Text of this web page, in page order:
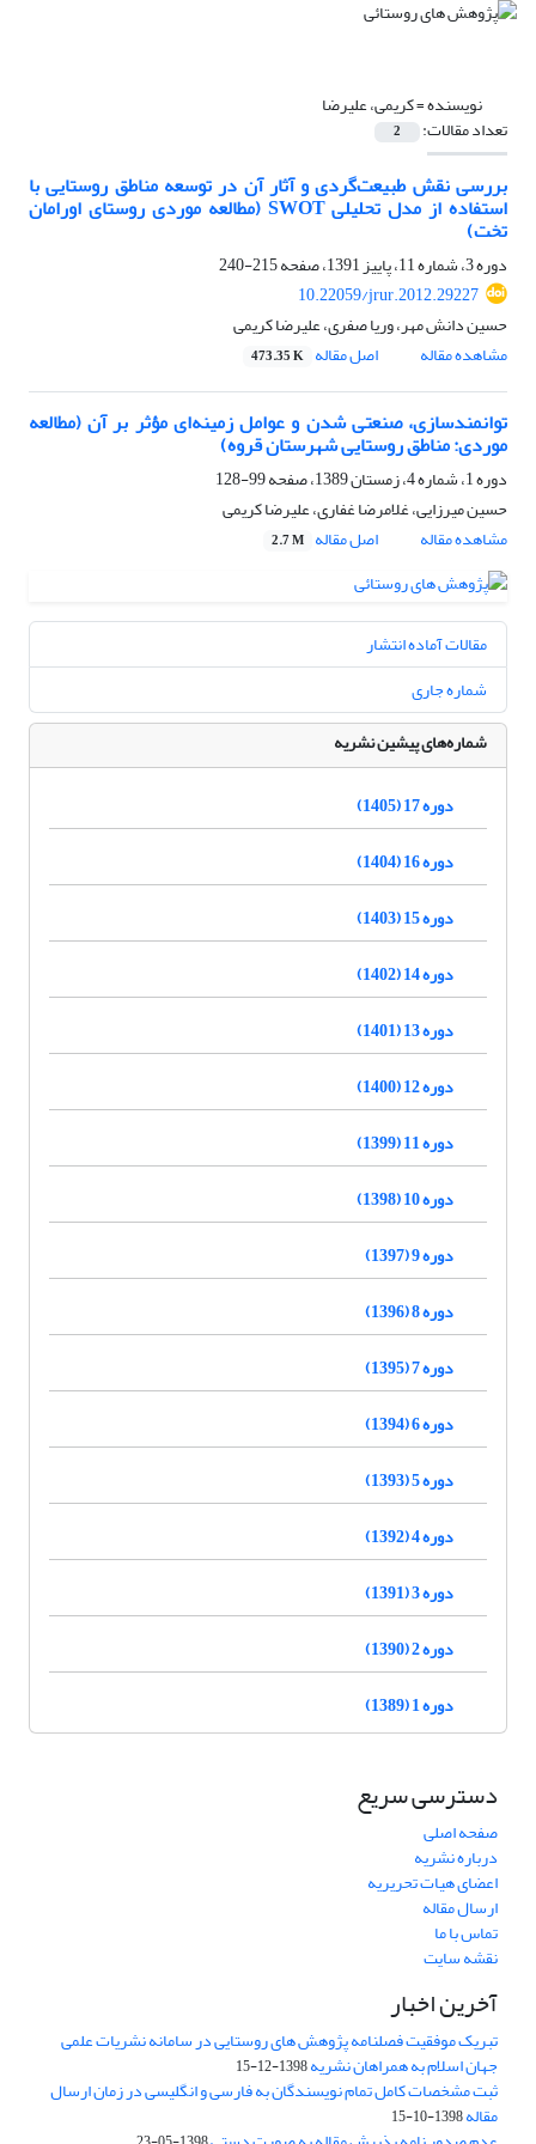
نویسنده =کریمی، علیرضا
تعداد مقالات: 2
بررسی نقش طبیعت‌گردی و آثار آن در توسعه مناطق روستایی با
استفاده از مدل تحلیلی SWOT (مطالعه موردی روستای اورامان
تخت)
دوره 3، شماره 11، پاییز 1391، صفحه
215-240
10.22059/jrur.2012.29227
حسین دانش مهر، وریا صفری، علیرضا کریمی
مشاهده مقاله
اصل مقاله 473.35 K
توانمندسازی، صنعتی شدن و عوامل زمینه‌ای مؤثر بر آن (مطالعه
موردی: مناطق روستایی شهرستان قروه)
دوره 1، شماره 4، زمستان 1389، صفحه
99-128
حسین میرزایی، غلامرضا غفاری، علیرضا کریمی
مشاهده مقاله
اصل مقاله 2.7 M
مقالات آماده انتشار
شماره جاری
شماره‌های پیشین نشریه
دوره 17 (1405)
دوره 16 (1404)
دوره 15 (1403)
دوره 14 (1402)
دوره 13 (1401)
دوره 12 (1400)
دوره 11 (1399)
دوره 10 (1398)
دوره 9 (1397)
دوره 8 (1396)
دوره 7 (1395)
دوره 6 (1394)
دوره 5 (1393)
دوره 4 (1392)
دوره 3 (1391)
دوره 2 (1390)
دوره 1 (1389)
دسترسی سریع
صفحه اصلی
درباره نشریه
اعضای هیات تحریریه
ارسال مقاله
تماس با ما
نقشه سایت
آخرین اخبار
تبریک موفقیت فصلنامه پژوهش های روستایی در سامانه نشریات علمی
جهان اسلام به همراهان نشریه1398-12-15
ثبت مشخصات کامل تمام نویسندگان به فارسی و انگلیسی در زمان ارسال
مقاله1398-10-15